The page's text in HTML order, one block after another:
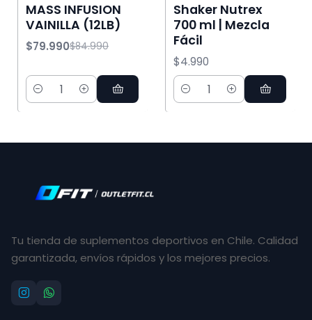
MASS INFUSION
VAINILLA (12LB)
$79.990$84.990
Cantidad
Shaker Nutrex
700 ml | Mezcla
Fácil
$4.990
Cantidad
Tu tienda de suplementos deportivos en Chile. Calidad
garantizada, envíos rápidos y los mejores precios.